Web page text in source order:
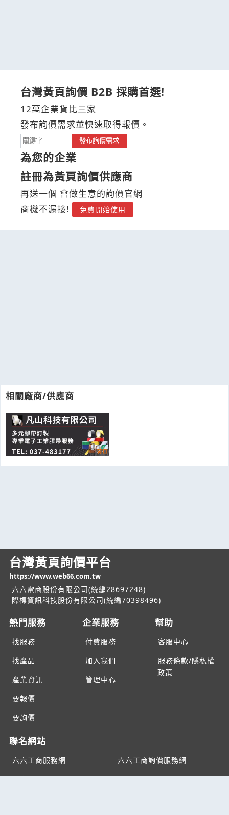
台灣黃頁詢價 B2B 採購首選!
12萬企業貨比三家
發布詢價需求並快速取得報價。
發布詢價需求
為您的企業
註冊為黃頁詢價供應商
再送一個 會做生意的詢價官網
商機不漏接!
免費開始使用
相關廠商/供應商
台灣黃頁詢價平台
https://www.web66.com.tw
六六電商股份有限公司(統編28697248)
際標資訊科技股份有限公司(統編70398496)
熱門服務
找服務
找產品
產業資訊
要報價
要詢價
企業服務
付費服務
加入我們
管理中心
幫助
客服中心
服務條款/隱私權
政策
聯名網站
六六工商服務網
六六工商詢價服務網